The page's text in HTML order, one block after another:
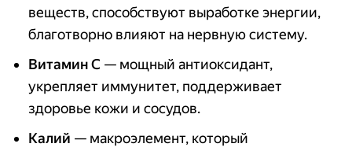
веществ, способствуют выработке энергии,
благотворно влияют на нервную систему.
Витамин C — мощный антиоксидант,
укрепляет иммунитет, поддерживает
здоровье кожи и сосудов.
Калий — макроэлемент, который